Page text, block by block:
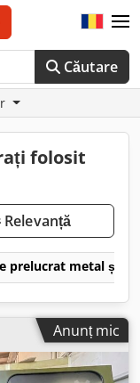
Căutare
folosit
Relevanță
prelucrat metal și
Anunț mic